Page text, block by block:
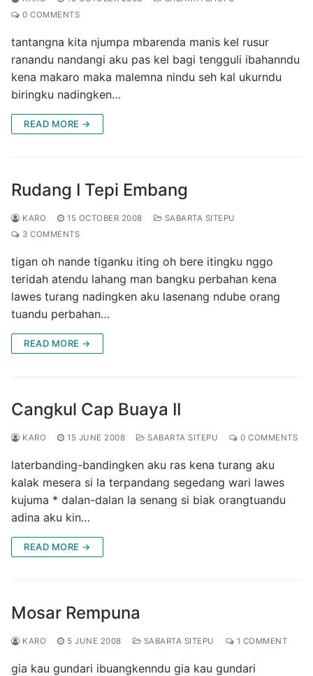
0 COMMENTS
tantangna kita njumpa mbarenda manis kel rusur
ranandu nandangi aku pas kel bagi tengguli ibahanndu
kena makaro maka malemna nindu seh kal ukurndu
biringku nadingken…
READ MORE →
Rudang I Tepi Embang
KARO 15 OCTOBER 2008
SABARTA SITEPU
3 COMMENTS
tigan oh nande tiganku iting oh bere itingku nggo
teridah atendu lahang man bangku perbahan kena
lawes turang nadingken aku lasenang ndube orang
tuandu perbahan…
READ MORE →
Cangkul Cap Buaya II
KARO 15 JUNE 2008 SABARTA SITEPU 0 COMMENTS
laterbanding-bandingken aku ras kena turang aku
kalak mesera si la terpandang segedang wari lawes
kujuma * dalan-dalan la senang si biak orangtuandu
adina aku kin…
READ MORE →
Mosar Rempuna
KARO 5 JUNE 2008 SABARTA SITEPU 1 COMMENT
gia kau gundari ibuangkenndu gia kau gundari